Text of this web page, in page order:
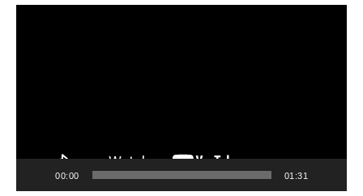
00:00 01:31